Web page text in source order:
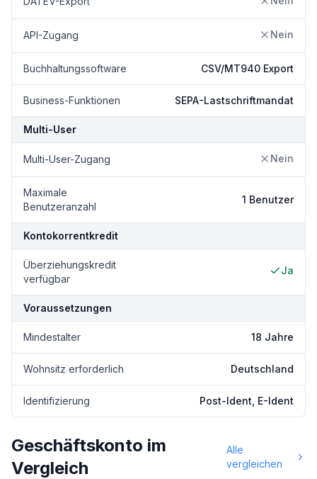
API-Zugang Nein
Buchhaltungssoftware CSV/MT940 Export
Business-Funktionen SEPA-Lastschriftmandat
Multi-User
Multi-User-Zugang Nein
Maximale
Benutzeranzahl
1 Benutzer
Kontokorrentkredit
Überziehungskredit
verfügbar
Ja
Voraussetzungen
Mindestalter 18 Jahre
Wohnsitz erforderlich Deutschland
Identifizierung Post-Ident, E-Ident
Geschäftskonto im
Vergleich
Alle
vergleichen